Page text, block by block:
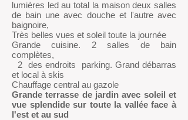
lumières led au total la maison deux salles
de bain une avec douche et l'autre avec
baignoire,
Très belles vues et soleil toute la journée
Grande cuisine. 2 salles de bain
complètes,
2 des endroits parking. Grand débarras
et local à skis
Chauffage central au gazole
Grande terrasse de jardin avec soleil et
vue splendide sur toute la vallée face à
l'est et au sud